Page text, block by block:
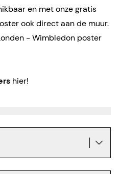
en met onze gratis
ook direct aan de muur.
- Wimbledon poster
hier!